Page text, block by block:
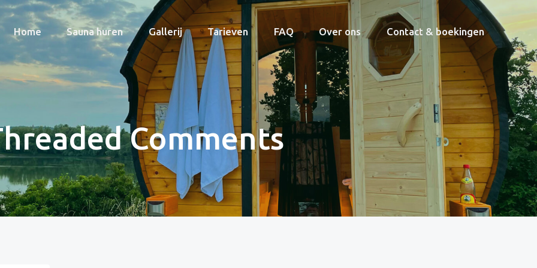
Home Sauna huren Gallerij Tarieven FAQ Over ons Contact & boekingen
Comments